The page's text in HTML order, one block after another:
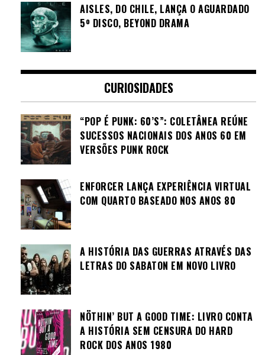
AISLES, DO CHILE, LANÇA O AGUARDADO
5º DISCO, BEYOND DRAMA
CURIOSIDADES
“POP É PUNK: 60’S”: COLETÂNEA REÚNE
SUCESSOS NACIONAIS DOS ANOS 60 EM
VERSÕES PUNK ROCK
ENFORCER LANÇA EXPERIÊNCIA VIRTUAL
COM QUARTO BASEADO NOS ANOS 80
A HISTÓRIA DAS GUERRAS ATRAVÉS DAS
LETRAS DO SABATON EM NOVO LIVRO
NÖTHIN’ BUT A GOOD TIME: LIVRO CONTA
A HISTÓRIA SEM CENSURA DO HARD
ROCK DOS ANOS 1980